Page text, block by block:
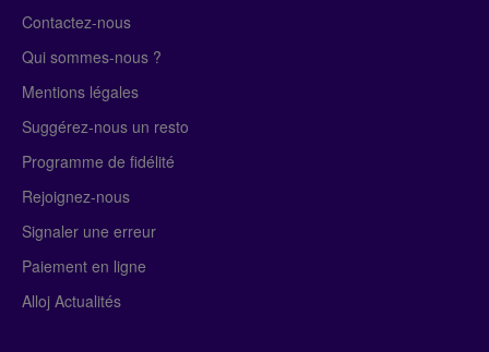
Contactez-nous
Qui sommes-nous ?
Mentions légales
Suggérez-nous un resto
Programme de fidélité
Rejoignez-nous
Signaler une erreur
Paiement en ligne
Alloj Actualités